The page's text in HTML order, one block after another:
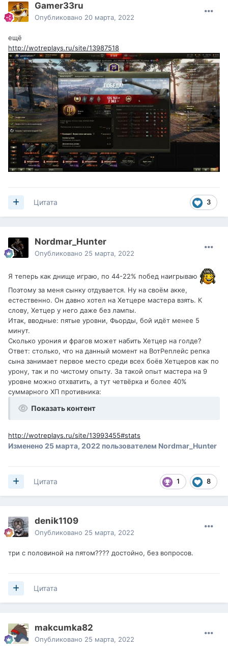
Gamer33ru
Опубликовано 20 марта, 2022
ещё
http://wotreplays.ru/site/13987518
3
Цитата
Nordmar_Hunter
Опубликовано 25 марта, 2022
Я теперь как днище играю, по 44-22% побед наигрываю
Поэтому за меня сынку отдувается. Ну на своём акке,
естественно. Он давно хотел на Хетцере мастера взять. К
слову, Хетцер у него даже без лампы.
Итак, вводные: пятые уровни, Фьорды, бой идёт менее 5
минут.
Сколько урония и фрагов может набить Хетцер на голде?
Ответ: столько, что на данный момент на ВотРеплейс репка
сына занимает первое место среди всех боёв Хетцеров как по
урону, так и по чистому опыту. За такой опыт мастера на 9
уровне можно отхватить, а тут четвёрка и более 40%
суммарного ХП противника:
Показать контент
http://wotreplays.ru/site/13993455#stats
Изменено 25 марта, 2022 пользователем Nordmar_Hunter
1 8
Цитата
denik1109
Опубликовано 25 марта, 2022
три с половиной на пятом???? достойно, без вопросов.
Цитата
makcumka82
Опубликовано 25 марта, 2022